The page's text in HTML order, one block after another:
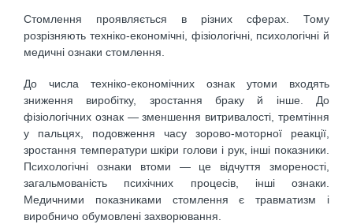
Стомлення проявляється в різних сферах. Тому
розрізняють техніко-економічні, фізіологічні, психологічні й
медичні ознаки стомлення.
До числа техніко-економічних ознак утоми входять
зниження виробітку, зростання браку й інше. До
фізіологічних ознак — зменшення витривалості, тремтіння
у пальцях, подовження часу зорово-моторної реакції,
зростання температури шкіри голови і рук, інші показники.
Психологічні ознаки втоми — це відчуття змореності,
загальмованість психічних процесів, інші ознаки.
Медичними показниками стомлення є травматизм і
виробничо обумовлені захворювання.